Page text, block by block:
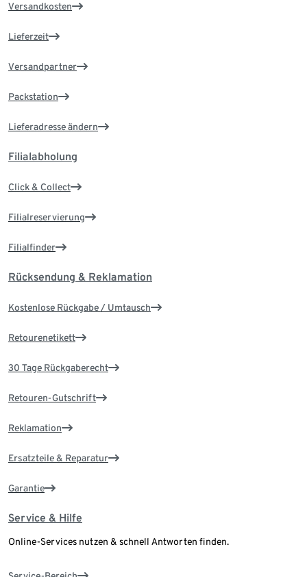
Versandkosten
Lieferzeit
Versandpartner
Packstation
Lieferadresse ändern
Filialabholung
Click & Collect
Filialreservierung
Filialfinder
Rücksendung & Reklamation
Kostenlose Rückgabe / Umtausch
Retourenetikett
30 Tage Rückgaberecht
Retouren-Gutschrift
Reklamation
Ersatzteile & Reparatur
Garantie
Service & Hilfe
Online-Services nutzen & schnell Antworten finden.